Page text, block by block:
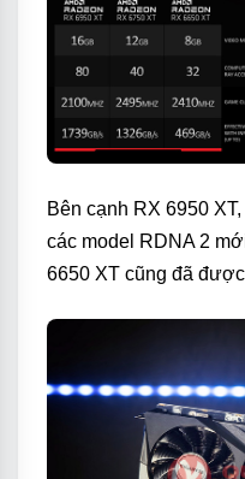
Bên cạnh RX 6950
các model RDNA 2
6650 XT cũng đã